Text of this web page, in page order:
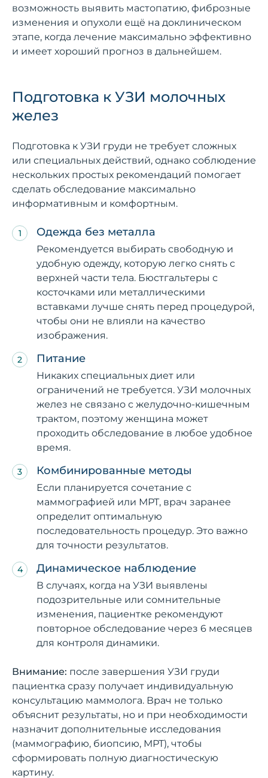
возможность выявить мастопатию, фиброзные
изменения и опухоли ещё на доклиническом
этапе, когда лечение максимально эффективно
и имеет хороший прогноз в дальнейшем.
Подготовка к УЗИ молочных
желез
Подготовка к УЗИ груди не требует сложных
или специальных действий, однако соблюдение
нескольких простых рекомендаций помогает
сделать обследование максимально
информативным и комфортным.
Одежда без металла
Рекомендуется выбирать свободную и
удобную одежду, которую легко снять с
верхней части тела. Бюстгальтеры с
косточками или металлическими
вставками лучше снять перед процедурой,
чтобы они не влияли на качество
изображения.
Питание
Никаких специальных диет или
ограничений не требуется. УЗИ молочных
желез не связано с желудочно-кишечным
трактом, поэтому женщина может
проходить обследование в любое удобное
время.
Комбинированные методы
Если планируется сочетание с
маммографией или МРТ, врач заранее
определит оптимальную
последовательность процедур. Это важно
для точности результатов.
Динамическое наблюдение
В случаях, когда на УЗИ выявлены
подозрительные или сомнительные
изменения, пациентке рекомендуют
повторное обследование через 6 месяцев
для контроля динамики.
Внимание: после завершения УЗИ груди
пациентка сразу получает индивидуальную
консультацию маммолога. Врач не только
объяснит результаты, но и при необходимости
назначит дополнительные исследования
(маммографию, биопсию, МРТ), чтобы
сформировать полную диагностическую
картину.